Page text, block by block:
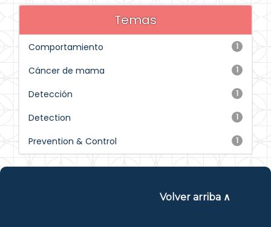
Temas
1
Comportamiento
1
Cáncer de mama
1
Detección
1
Detection
1
Prevention & Control
Volver arriba ∧